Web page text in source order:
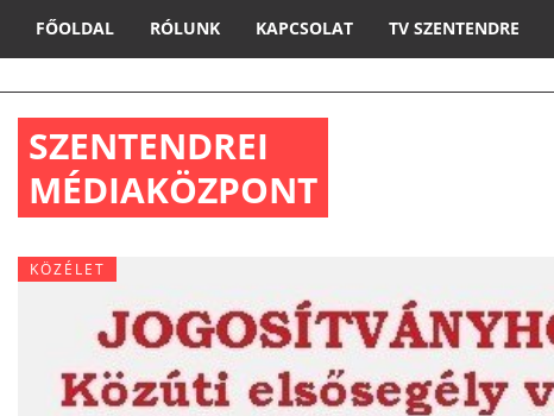
FŐOLDAL RÓLUNK KAPCSOLAT TV SZENTENDRE
SZENTENDREI
MÉDIAKÖZPONT
KÖZÉLET